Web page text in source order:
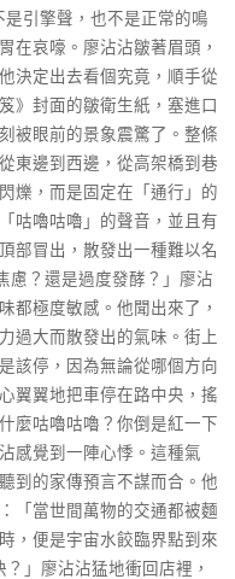
引擎聲，也不是正常的鳴
在哀嚎。廖沾沾皺著眉頭，
決定出去看個究竟，順手從
》封面的皺衛生紙，塞進口
被眼前的景象震驚了。整條
東邊到西邊，從高架橋到巷
爍，而是固定在「通行」的
咕嚕咕嚕」的聲音，並且有
部冒出，散發出一種難以名
？還是過度發酵？」廖沾
都極度敏感。他聞出來了，
過大而散發出的氣味。街上
該停，因為無論從哪個方向
翼翼地把車停在路中央，搖
麼咕嚕咕嚕？你倒是紅一下
感覺到一陣心悸。這種氣
到的家傳預言不謀而合。他
「當世間萬物的交通都被麵
，便是宇宙水餃臨界點到來
」廖沾沾猛地衝回店裡，